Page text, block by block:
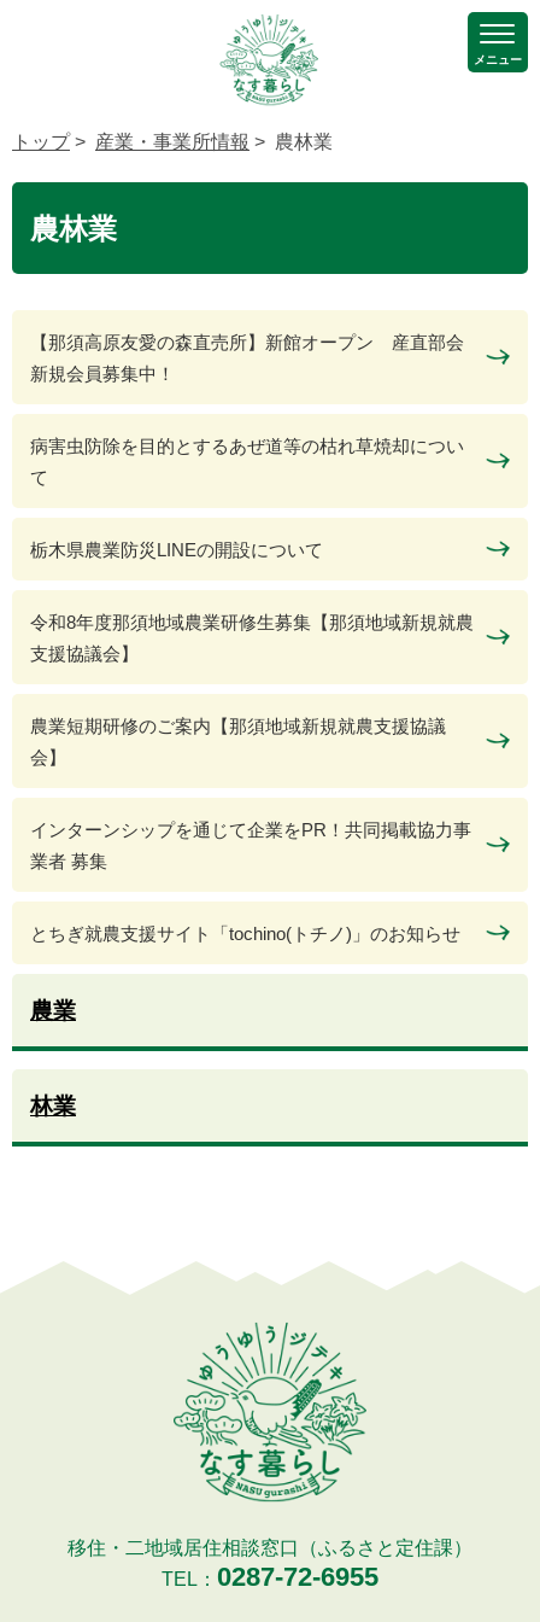
メニュー
トップ> 産業・事業所情報 > 農林業
農林業
【那須高原友愛の森直売所】新館オープン 産直部会
新規会員募集中！
病害虫防除を目的とするあぜ道等の枯れ草焼却につい
て
栃木県農業防災LINEの開設について
令和8年度那須地域農業研修生募集【那須地域新規就農
支援協議会】
農業短期研修のご案内【那須地域新規就農支援協議
会】
インターンシップを通じて企業をPR！共同掲載協力事
業者 募集
とちぎ就農支援サイト「tochino(トチノ)」のお知らせ
農業
林業
移住・二地域居住相談窓口（ふるさと定住課）
TEL： 0287-72-6955